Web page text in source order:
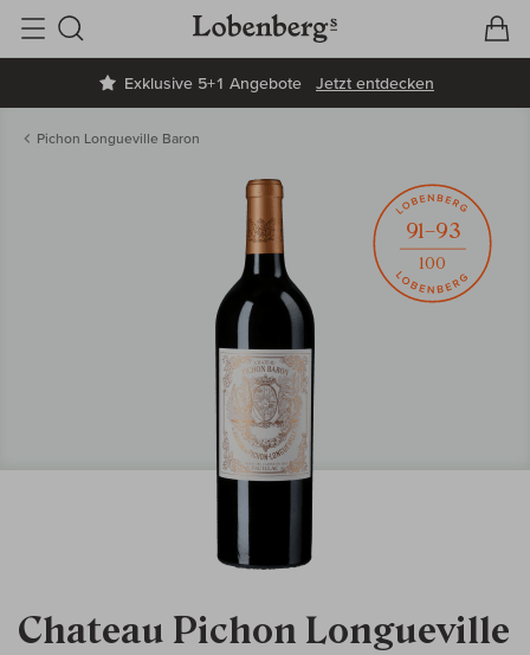
Exklusive 5+1 Angebote Jetzt entdecken
Suche
Pichon Longueville Baron
Chateau Pichon Longueville
91–93
100